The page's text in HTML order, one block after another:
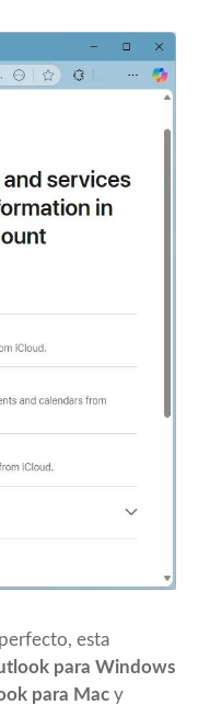
esta
para Windows
para Mac y